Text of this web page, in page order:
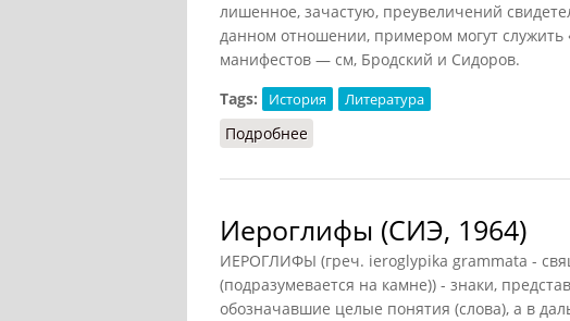
лишенное, зачастую, преувеличений
данном отношении, примером могут
манифестов — см, Бродский и Сидоров.
Tags:
История Литература
Подробнее
Иероглифы (СИЭ, 1964)
ИЕРОГЛИФЫ (греч. ieroglypika grammata -
(подразумевается на камне)) - знаки,
обозначавшие целые понятия (слова), а в